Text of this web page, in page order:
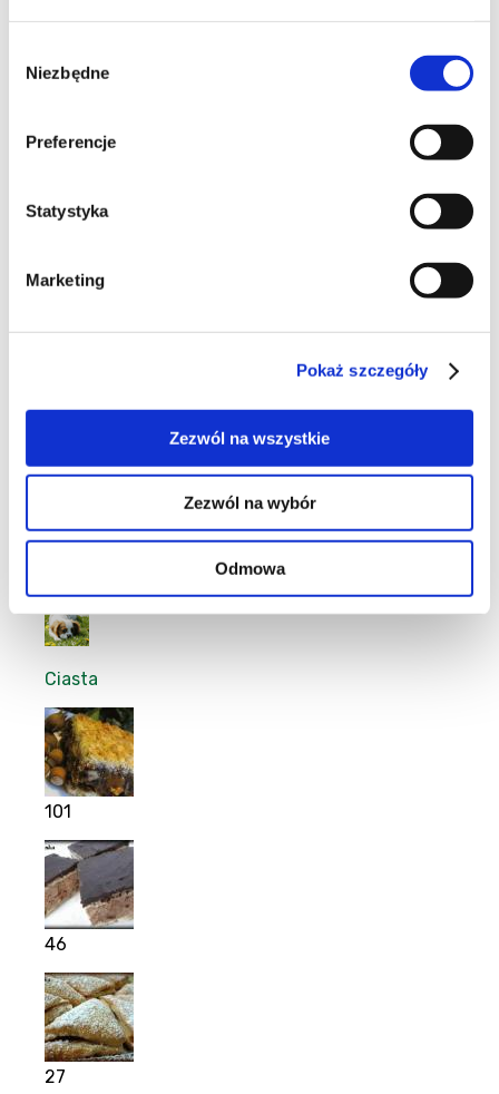
zgody
Niezbędne
Preferencje
Statystyka
Marketing
Pokaż szczegóły
Zezwól na wszystkie
Zezwól na wybór
Odmowa
8
Ciasta
101
46
27